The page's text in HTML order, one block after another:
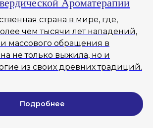
Ароматерапии
страна в мире, где,
чем тысячи лет нападений,
массового обращения в
не только выжила, но и
из своих древних традиций.
Подробнее